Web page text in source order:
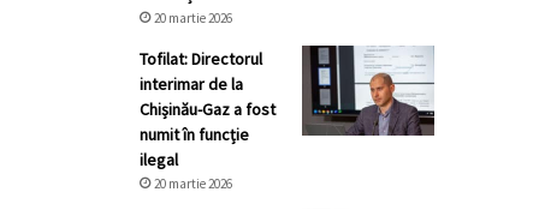
20 martie 2026
Tofilat: Directorul
interimar de la
Chișinău-Gaz a fost
numit în funcție
ilegal
20 martie 2026